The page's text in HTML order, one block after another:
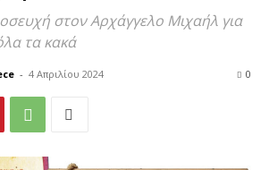
στον Αρχάγγελο Μιχαήλ για
τα κακά
- 4 Απριλίου 2024 0